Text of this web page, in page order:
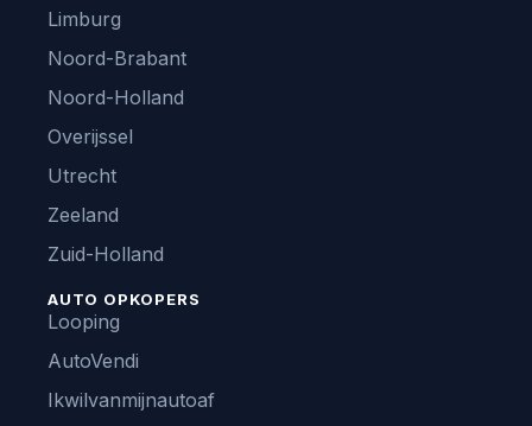
Limburg
Noord-Brabant
Noord-Holland
Overijssel
Utrecht
Zeeland
Zuid-Holland
AUTO OPKOPERS
Looping
AutoVendi
Ikwilvanmijnautoaf